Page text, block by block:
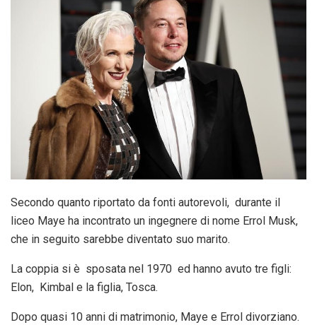
Secondo quanto riportato da fonti autorevoli, durante il
liceo Maye ha incontrato un ingegnere di nome Errol Musk,
che in seguito sarebbe diventato suo marito.
La coppia si è sposata nel 1970 ed hanno avuto tre figli:
Elon, Kimbal e la figlia, Tosca.
Dopo quasi 10 anni di matrimonio, Maye e Errol divorziano.